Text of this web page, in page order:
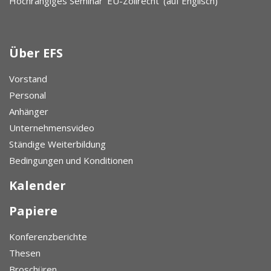
Über EFS
Vorstand
Personal
Anhänger
Unternehmensvideo
Ständige Weiterbildung
Bedingungen und Konditionen
Kalender
Papiere
Konferenzberichte
Thesen